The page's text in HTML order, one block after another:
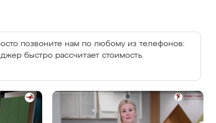
позвоните нам по любому из телефонов:
быстро рассчитает стоимость.